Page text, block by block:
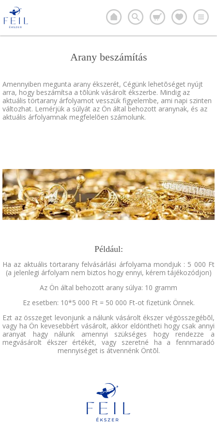
Arany beszámítás
Amennyiben megunta arany ékszerét, Cégünk lehetõséget nyújt
arra, hogy beszámítsa a tõlünk vásárolt ékszerbe. Mindig az
aktuális törtarany árfolyamot vesszük figyelembe, ami napi szinten
változhat. Lemérjük a súlyát az Ön által behozott aranynak, és az
aktuális árfolyamnak megfelelõen számolunk.
Például:
Ha az aktuális törtarany felvásárlási árfolyama mondjuk : 5 000 Ft
(a jelenlegi árfolyam nem biztos hogy ennyi, kérem tájékozódjon)
Az Ön által behozott arany súlya: 10 gramm
Ez esetben: 10*5 000 Ft = 50 000 Ft-ot fizetünk Önnek.
Ezt az összeget levonjunk a nálunk vásárolt ékszer végösszegébõl,
vagy ha Ön kevesebbért vásárolt, akkor eldöntheti hogy csak annyi
aranyat hagy nálunk amennyi szükséges hogy rendezze a
megvásárolt ékszer értékét, vagy szeretné ha a fennmaradó
mennyiséget is átvennénk Öntõl.